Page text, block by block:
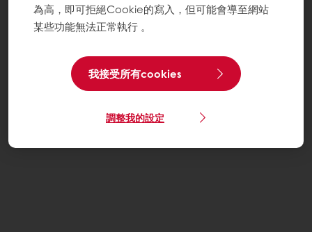
為高，即可拒絕Cookie的寫入，但可能會導至網站
某些功能無法正常執行 。
我接受所有cookies
調整我的設定